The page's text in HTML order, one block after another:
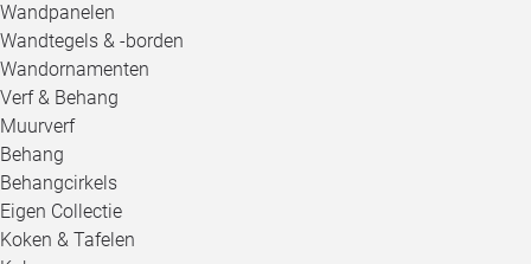
Wandpanelen
Wandtegels & -borden
Wandornamenten
Verf & Behang
Muurverf
Behang
Behangcirkels
Eigen Collectie
Koken & Tafelen